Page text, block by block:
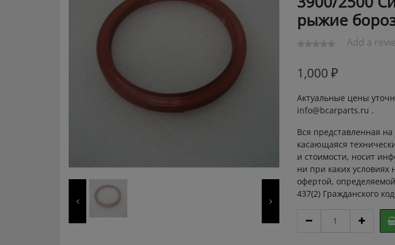
рыжие
Add a
1,000 ₽
Актуальные цены
info@bcarparts.ru .
Вся представленная
касающаяся
и стоимости, носит
ни при каких условиях
офертой,
437(2) Гражданского
коленчатого